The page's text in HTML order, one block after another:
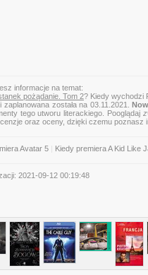
informacje na temat:
pożądanie. Tom 2? Kiedy wychodzi
zaplanowana została na 03.11.2021.
tego utworu literackiego. Pooglądaj
oraz oceny, dzięki czemu
Avatar 5 Kiedy premiera A Kid Like
2021-09-12 00:19:48